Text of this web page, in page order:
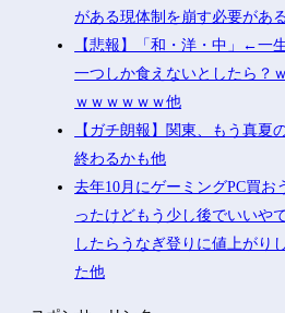
がある現体制を崩す必要があ
【悲報】「和・洋・中」←一
一つしか食えないとしたら？
ｗｗｗｗｗｗ他
【ガチ朗報】関東、もう真夏
終わるかも他
去年10月にゲーミングPC買お
ったけどもう少し後でいいや
したらうなぎ登りに値上がり
た他